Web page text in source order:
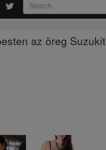
az öreg Suzukit